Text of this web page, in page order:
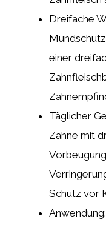
Dreifache
einer
Täglicher
Zähne mit
Schutz vor